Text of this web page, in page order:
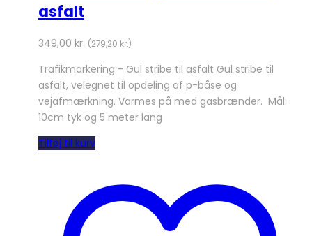
asfalt
349,00 kr. (279,20 kr.)
Trafikmarkering - Gul stribe til asfalt Gul stribe til
asfalt, velegnet til opdeling af p-båse og
vejafmærkning. Varmes på med gasbrænder. Mål:
10cm tyk og 5 meter lang
Tilføj til kurv